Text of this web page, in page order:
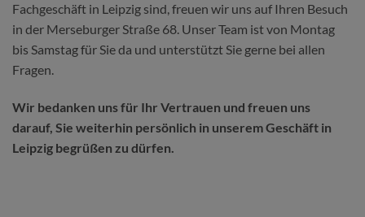
Fachgeschäft in Leipzig sind, freuen wir uns auf Ihren Besuch
in der Merseburger Straße 68. Unser Team ist von Montag
bis Samstag für Sie da und unterstützt Sie gerne bei allen
Fragen.
Wir bedanken uns für Ihr Vertrauen und freuen uns
darauf, Sie weiterhin persönlich in unserem Geschäft in
Leipzig begrüßen zu dürfen.